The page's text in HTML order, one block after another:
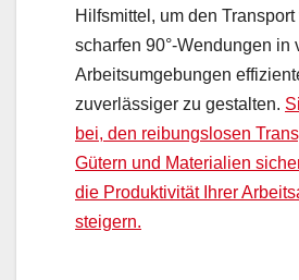
Hilfsmittel, um den
scharfen 90°-Wendungen in
Arbeitsumgebungen
zuverlässiger zu gestalten.
bei, den reibungslosen
Gütern und Materialien
die Produktivität Ihrer
steigern.